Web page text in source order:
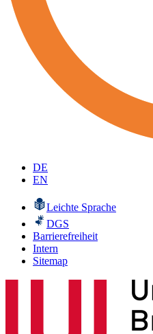
DE
EN
Leichte Sprache
DGS
Barrierefreiheit
Intern
Sitemap